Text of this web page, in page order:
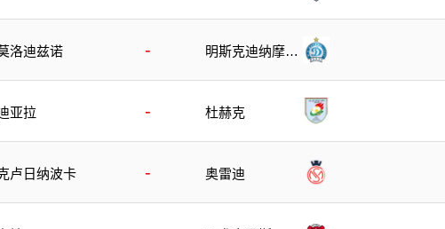
洛迪兹诺 -
明斯克迪纳摩后
亚拉 - 杜赫克
卢日纳波卡 - 奥雷迪